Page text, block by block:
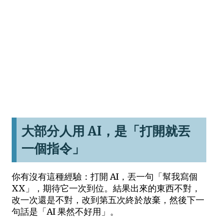
大部分人用 AI，是「打開就丟
一個指令」
你有沒有這種經驗：打開 AI，丟一句「幫我寫個
XX」，期待它一次到位。結果出來的東西不對，
改一次還是不對，改到第五次終於放棄，然後下一
句話是「AI 果然不好用」。